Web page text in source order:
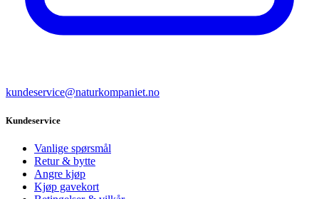
kundeservice@naturkompaniet.no
Kundeservice
Vanlige spørsmål
Retur & bytte
Angre kjøp
Kjøp gavekort